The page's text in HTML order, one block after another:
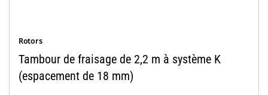
Rotors
Tambour de fraisage de 2,2 m à système K
(espacement de 18 mm)